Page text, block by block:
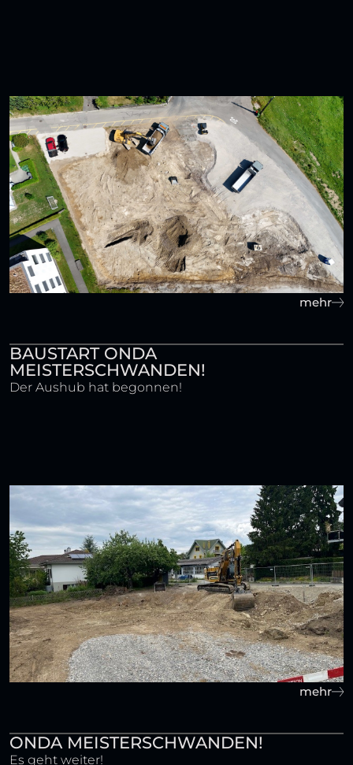
mehr
BAUSTART ONDA
MEISTERSCHWANDEN!
Der Aushub hat begonnen!
mehr
ONDA MEISTERSCHWANDEN!
Es geht weiter!